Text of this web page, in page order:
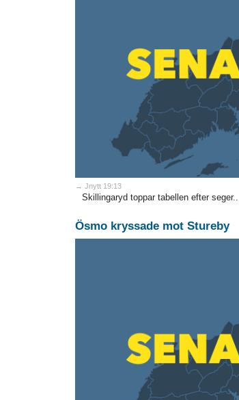
→ Jnytt 19:13
Skillingaryd toppar tabellen efter seger..
Ösmo kryssade mot Stureby